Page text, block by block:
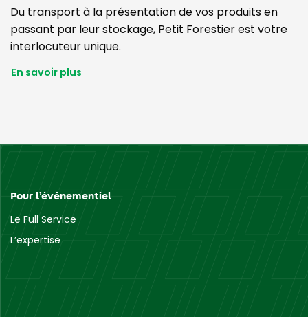
Du transport à la présentation de vos produits en
passant par leur stockage, Petit Forestier est votre
interlocuteur unique.
En savoir plus
Pour l’événementiel
Le Full Service
L’expertise